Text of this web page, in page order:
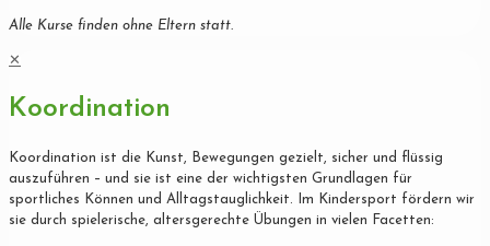
Alle Kurse finden ohne Eltern statt.
✕
Koordination
Koordination ist die Kunst, Bewegungen gezielt, sicher und flüssig
auszuführen – und sie ist eine der wichtigsten Grundlagen für
sportliches Können und Alltagstauglichkeit. Im Kindersport fördern wir
sie durch spielerische, altersgerechte Übungen in vielen Facetten: